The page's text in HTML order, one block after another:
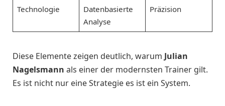
Technologie
Datenbasierte
Analyse
Präzision
Diese Elemente zeigen deutlich, warum Julian
Nagelsmann als einer der modernsten Trainer gilt.
Es ist nicht nur eine Strategie es ist ein System.